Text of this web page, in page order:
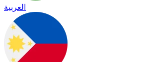
العربية